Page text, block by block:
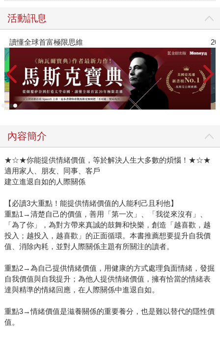
活動訊息
讀懂全球首富極限思維
內容簡介
★☆★你能提供情緒價值，等於解決人生大多數的煩惱！★☆★
適用家人、朋友、同事、客戶
建立進退自如的人際關係
【必讀3大重點！能提供情緒價值的人能利己且利他】
重點1→清楚自己的價值，善用「第一次」、「我從來沒有」、
「為了你」，為對方帶來真誠的鼓舞和快樂，創造「越喜歡，越
投入；越投入，越喜歡」的正面循環。本書推薦想要提升自我價
值、消除內耗，並對人際關係主題有所關注的讀者。
重點2→為自己提供情緒價值，用健康的方式處理負面情緒，發掘
自我價值與自我提升；為他人提供情緒價值，擁有恰當的情緒表
達與精準的情緒回應，在人際關係中進退自如。
重點3→情緒價值是滋養關係的重要養分，也是難以替代的隱性價
值。